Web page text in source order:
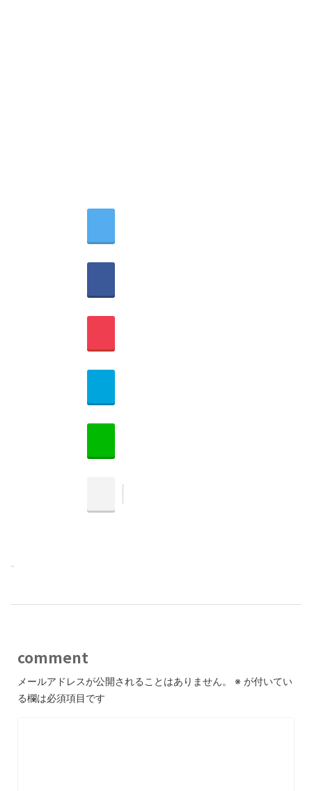
-
comment
メールアドレスが公開されることはありません。 ※ が付いてい
る欄は必須項目です